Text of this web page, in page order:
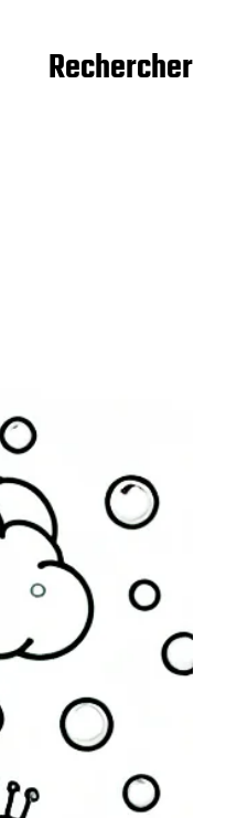
Rechercher